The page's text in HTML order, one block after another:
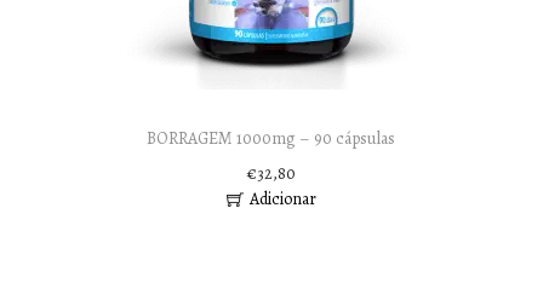
BORRAGEM 1000mg – 90 cápsulas
€32,80
Adicionar